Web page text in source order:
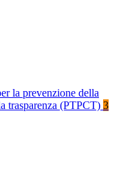
la prevenzione della
trasparenza (PTPCT) 3